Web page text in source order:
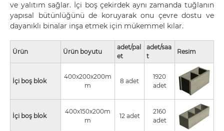
ve yalıtım sağlar. İçi boş çekirdek aynı zamanda tuğlanın
yapısal bütünlüğünü de koruyarak onu çevre dostu ve
dayanıklı binalar inşa etmek için mükemmel kılar.
Ürün Ürün boyutu
adet/pal
et
adet/saa
t
Resim
İçi boş blok
400x200x200m
m
8 adet
1920
adet
İçi boş blok
400x150x200m
m
12 adet
2160
adet